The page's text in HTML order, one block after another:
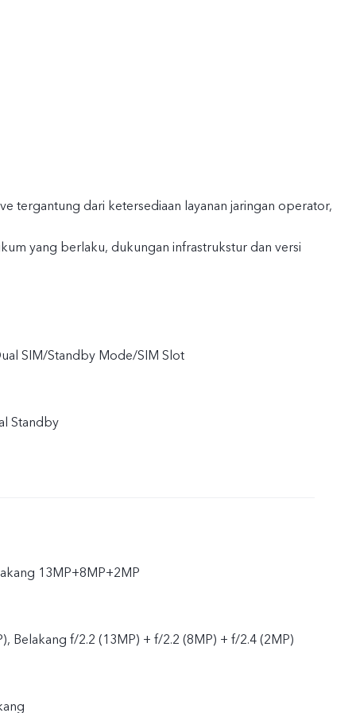
tergantung dari ketersediaan layanan jaringan operator,
yang berlaku, dukungan infrastrukstur dan versi
SIM/Standby Mode/SIM Slot
Standby
13MP+8MP+2MP
Belakang f/2.2 (13MP) + f/2.2 (8MP) + f/2.4 (2MP)